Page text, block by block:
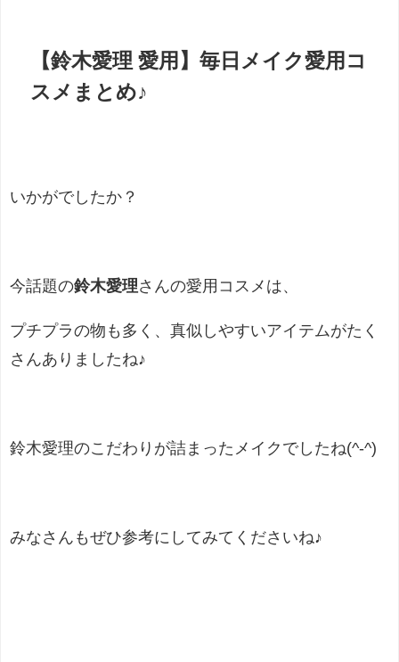
【鈴木愛理 愛用】毎日メイク愛用コ
スメまとめ♪
いかがでしたか？
今話題の鈴木愛理さんの愛用コスメは、
プチプラの物も多く、真似しやすいアイテムがたく
さんありましたね♪
鈴木愛理のこだわりが詰まったメイクでしたね(^-^)
みなさんもぜひ参考にしてみてくださいね♪